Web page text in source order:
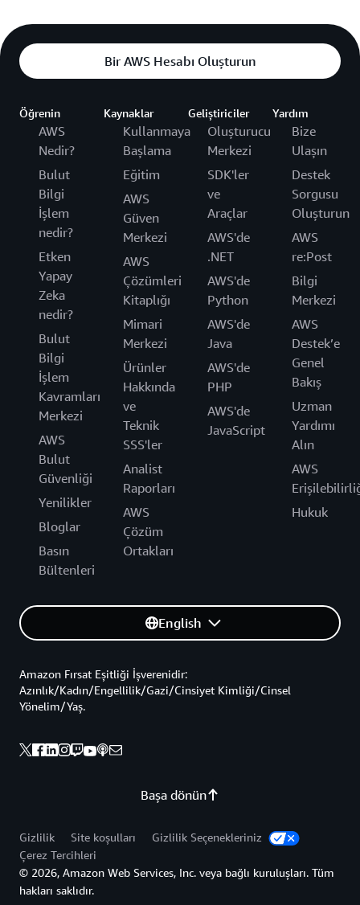
Bir AWS Hesabı Oluşturun
Öğrenin
AWS
Nedir?
Bulut
Bilgi
İşlem
nedir?
Etken
Yapay
Zeka
nedir?
Bulut
Bilgi
İşlem
Kavramları
Merkezi
AWS
Bulut
Güvenliği
Yenilikler
Bloglar
Basın
Bültenleri
Kaynaklar
Kullanmaya
Başlama
Eğitim
AWS
Güven
Merkezi
AWS
Çözümleri
Kitaplığı
Mimari
Merkezi
Ürünler
Hakkında
ve
Teknik
SSS'ler
Analist
Raporları
AWS
Çözüm
Ortakları
Geliştiriciler
Oluşturucu
Merkezi
SDK'ler
ve
Araçlar
AWS'de
.NET
AWS'de
Python
AWS'de
Java
AWS'de
PHP
AWS'de
JavaScript
Yardım
Bize
Ulaşın
Destek
Sorgusu
Oluşturun
AWS
re:Post
Bilgi
Merkezi
AWS
Destek’e
Genel
Bakış
Uzman
Yardımı
Alın
AWS
Hukuk
English
Başa dönün
Amazon Fırsat Eşitliği İşverenidir:
Azınlık/Kadın/Engellilik/Gazi/Cinsiyet Kimliği/Cinsel
Yönelim/Yaş.
Gizlilik Site koşulları
Gizlilik Seçenekleriniz
Çerez Tercihleri
© 2026, Amazon Web Services, Inc. veya bağlı kuruluşları. Tüm
hakları saklıdır.